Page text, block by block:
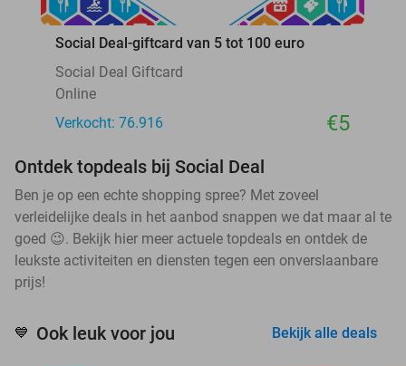
Social Deal-giftcard van 5 tot 100 euro
Social Deal Giftcard
Online
Verkocht: 76.916
€5
Ontdek topdeals bij Social Deal
Ben je op een echte shopping spree? Met zoveel
verleidelijke deals in het aanbod snappen we dat maar al te
goed 😉. Bekijk hier meer actuele topdeals en ontdek de
leukste activiteiten en diensten tegen een onverslaanbare
prijs!
💙 Ook leuk voor jou Bekijk alle deals